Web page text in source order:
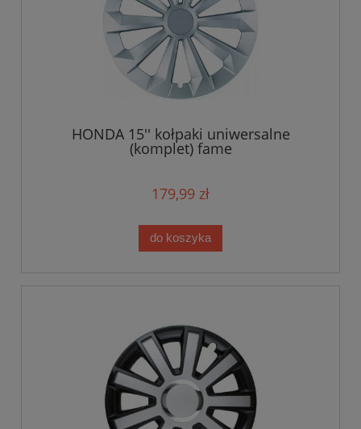
HONDA 15'' kołpaki uniwersalne
(komplet) fame
179,99 zł
do koszyka